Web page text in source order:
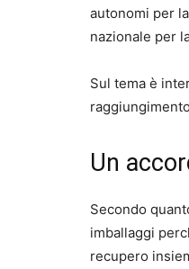
autonomi per
nazionale per
Sul tema è
Un
Secondo
imballaggi
recupero